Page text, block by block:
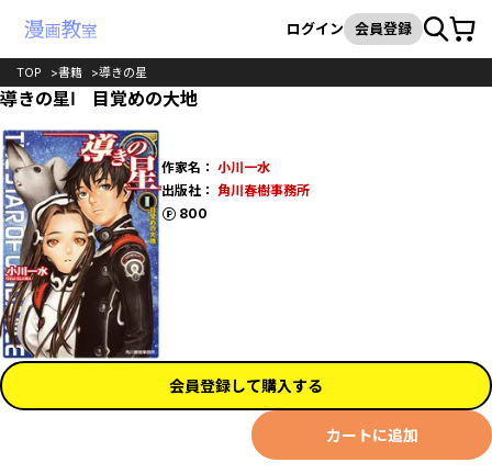
検索
ログイン 会員登録カート
TOP 書籍 導きの星
導きの星Ⅰ 目覚めの大地
作家名： 小川一水
出版社： 角川春樹事務所
800
ポイント
会員登録して購入する
カートに追加